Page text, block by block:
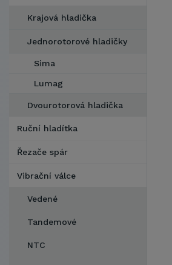
Krajová hladička
Jednorotorové hladičky
Sima
Lumag
Dvourotorová hladička
Ruční hladítka
Řezače spár
Vibrační válce
Vedené
Tandemové
NTC